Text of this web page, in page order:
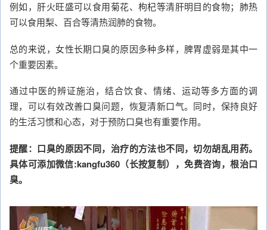
例如，肝火旺盛可以食用菊花、枸杞等清肝明目的食物；肺热
可以食用梨、百合等清热润肺的食物。
总的来说，女性长期口臭的原因多种多样，脾胃虚弱是其中一
个重要因素。
通过中医的辨证施治，结合饮食、情绪、运动等多方面的调
理，可以有效改善口臭问题，恢复清新口气。同时，保持良好
的生活习惯和心态，对于预防口臭也有重要作用。
提醒：口臭的原因不同，治疗的方法也不同，切勿胡乱用药。
具体可添加微信:kangfu360（长按复制），免费咨询，根治口
臭。